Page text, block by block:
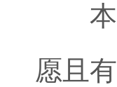
本市
愿且